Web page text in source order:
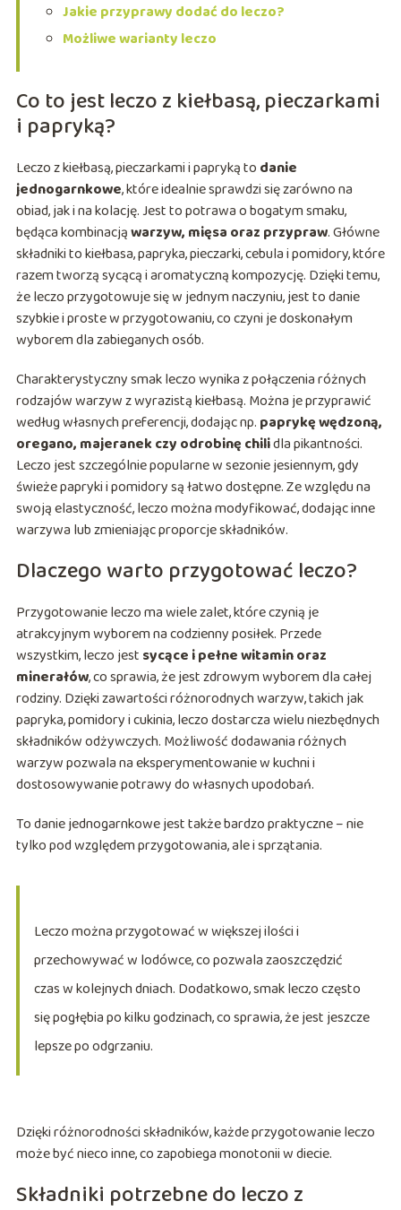
Jakie przyprawy dodać do leczo?
Możliwe warianty leczo
Co to jest leczo z kiełbasą, pieczarkami
i papryką?
Leczo z kiełbasą, pieczarkami i papryką to danie
jednogarnkowe, które idealnie sprawdzi się zarówno na
obiad, jak i na kolację. Jest to potrawa o bogatym smaku,
będąca kombinacjąwarzyw, mięsa oraz przypraw. Główne
składniki to kiełbasa, papryka, pieczarki, cebula i pomidory, które
razem tworzą sycącą i aromatyczną kompozycję. Dzięki temu,
że leczo przygotowuje się w jednym naczyniu, jest to danie
szybkie i proste w przygotowaniu, co czyni je doskonałym
wyborem dla zabieganych osób.
Charakterystyczny smak leczo wynika z połączenia różnych
rodzajów warzyw z wyrazistą kiełbasą. Można je przyprawić
według własnych preferencji, dodając np. paprykę wędzoną,
oregano, majeranek czy odrobinę chilidla pikantności.
Leczo jest szczególnie popularne w sezonie jesiennym, gdy
świeże papryki i pomidory są łatwo dostępne. Ze względu na
swoją elastyczność, leczo można modyfikować, dodając inne
warzywa lub zmieniając proporcje składników.
Dlaczego warto przygotować leczo?
Przygotowanie leczo ma wiele zalet, które czynią je
atrakcyjnym wyborem na codzienny posiłek. Przede
wszystkim, leczo jest sycące i pełne witamin oraz
minerałów, co sprawia, że jest zdrowym wyborem dla całej
rodziny. Dzięki zawartości różnorodnych warzyw, takich jak
papryka, pomidory i cukinia, leczo dostarcza wielu niezbędnych
składników odżywczych. Możliwość dodawania różnych
warzyw pozwala na eksperymentowanie w kuchni i
dostosowywanie potrawy do własnych upodobań.
To danie jednogarnkowe jest także bardzo praktyczne – nie
tylko pod względem przygotowania, ale i sprzątania.
Leczo można przygotować w większej ilości i
przechowywać w lodówce, co pozwala zaoszczędzić
czas w kolejnych dniach. Dodatkowo, smak leczo często
się pogłębia po kilku godzinach, co sprawia, że jest jeszcze
lepsze po odgrzaniu.
Dzięki różnorodności składników, każde przygotowanie leczo
może być nieco inne, co zapobiega monotonii w diecie.
Składniki potrzebne do leczo z